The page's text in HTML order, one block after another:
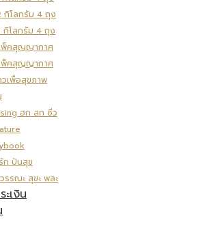
กิโลกรัม 4 ถุง
กิโลกรัม 4 ถุง
พ็คสุญญากาศ
พ็คสุญญากาศ
เพื่อสุขภาพ
ฮก ลก ซิ่ว
ก ปันสุข
รรณะ สุขะ พละ
ะเงิน